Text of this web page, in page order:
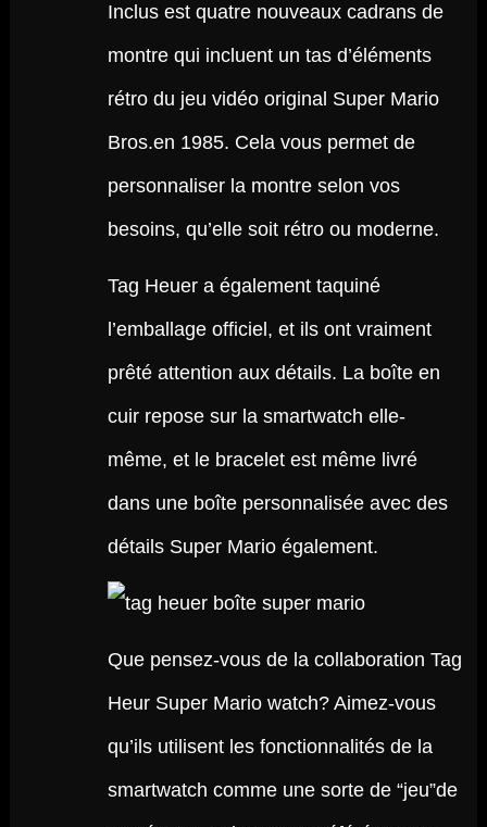
Inclus est quatre nouveaux cadrans de
montre qui incluent un tas d’éléments
rétro du jeu vidéo original Super Mario
Bros.en 1985. Cela vous permet de
personnaliser la montre selon vos
besoins, qu’elle soit rétro ou moderne.
Tag Heuer a également taquiné
l’emballage officiel, et ils ont vraiment
prêté attention aux détails. La boîte en
cuir repose sur la smartwatch elle-
même, et le bracelet est même livré
dans une boîte personnalisée avec des
détails Super Mario également.
Que pensez-vous de la collaboration Tag
Heur Super Mario watch? Aimez-vous
qu’ils utilisent les fonctionnalités de la
smartwatch comme une sorte de “jeu”de